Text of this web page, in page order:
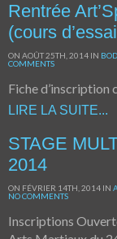
Rentrée
(cours
ON AOÛT 25TH, 2014 IN
COMMENTS
Fiche d’inscription
LIRE LA SUITE...
STAGE
2014
ON FÉVRIER 14TH, 2014 IN
NO COMMENTS
Inscriptions